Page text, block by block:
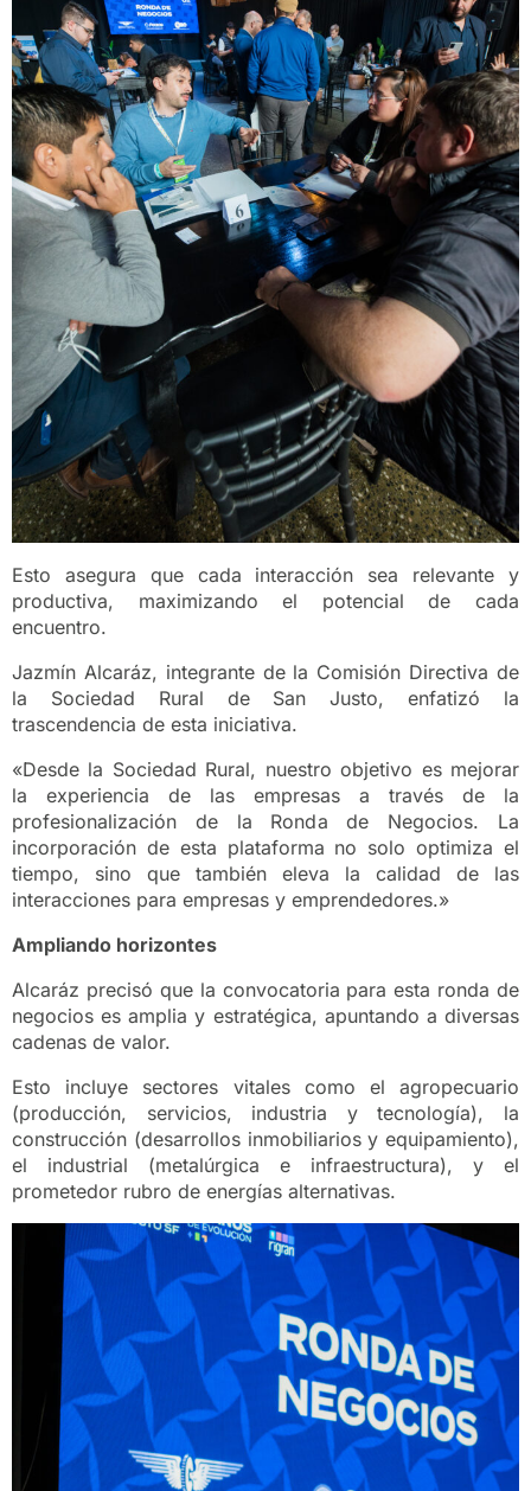
Esto asegura que cada interacción sea relevante y
productiva, maximizando el potencial de cada
encuentro.
Jazmín Alcaráz, integrante de la Comisión Directiva de
la Sociedad Rural de San Justo, enfatizó la
trascendencia de esta iniciativa.
«Desde la Sociedad Rural, nuestro objetivo es mejorar
la experiencia de las empresas a través de la
profesionalización de la Ronda de Negocios. La
incorporación de esta plataforma no solo optimiza el
tiempo, sino que también eleva la calidad de las
interacciones para empresas y emprendedores.»
Ampliando horizontes
Alcaráz precisó que la convocatoria para esta ronda de
negocios es amplia y estratégica, apuntando a diversas
cadenas de valor.
Esto incluye sectores vitales como el agropecuario
(producción, servicios, industria y tecnología), la
construcción (desarrollos inmobiliarios y equipamiento),
el industrial (metalúrgica e infraestructura), y el
prometedor rubro de energías alternativas.